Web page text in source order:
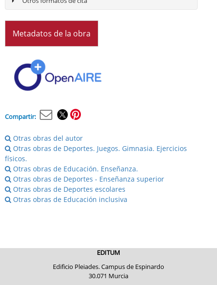
7. Los campeonatos de España en edad escolar inclusivos
8. Generando oportunidades de acceso al deporte adaptado e inclusivo en
9. La promoción de valores como eje vertebrador de nuevos modelos de
10. Entrenar, educar y ganar - la inclusión por la práctica deportiva
BLOQUE 3.
JUEGO Y DEPORTE INCLUSIVO EN EDUCACIÓN SUPERIOR
formación de educadores físico deportivos: proyecto europeo Erasmus +
(SSaMs)
12. Proyecto europeo "Patios de recreo inclusivos (PINC): Programa para
13. Creación y evolución del servicio de atención a estudiantes con
Metadatos de la obra
Compartir:
Otras obras del autor
Otras obras de Deportes. Juegos. Gimnasia. Ejercicios
físicos.
Otras obras de Educación. Enseñanza.
Otras obras de Deportes - Enseñanza superior
Otras obras de Deportes escolares
Otras obras de Educación inclusiva
EDITUM
Edificio Pleiades. Campus de Espinardo
30.071 Murcia